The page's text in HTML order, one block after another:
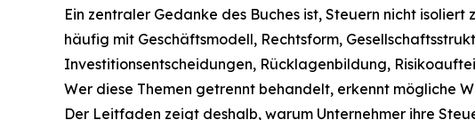
Ein zentraler Gedanke des Buches ist, Steuern nicht
häufig mit Geschäftsmodell, Rechtsform,
Investitionsentscheidungen, Rücklagenbildung,
Wer diese Themen getrennt behandelt, erkennt mögliche
Der Leitfaden zeigt deshalb, warum Unternehmer ihre